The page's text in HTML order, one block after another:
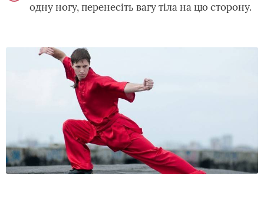
одну ногу, перенесіть вагу тіла на цю сторону.